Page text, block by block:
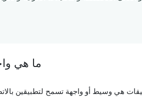
ما هي
هي وسيط أو واجهة تسمح لتطبيقين